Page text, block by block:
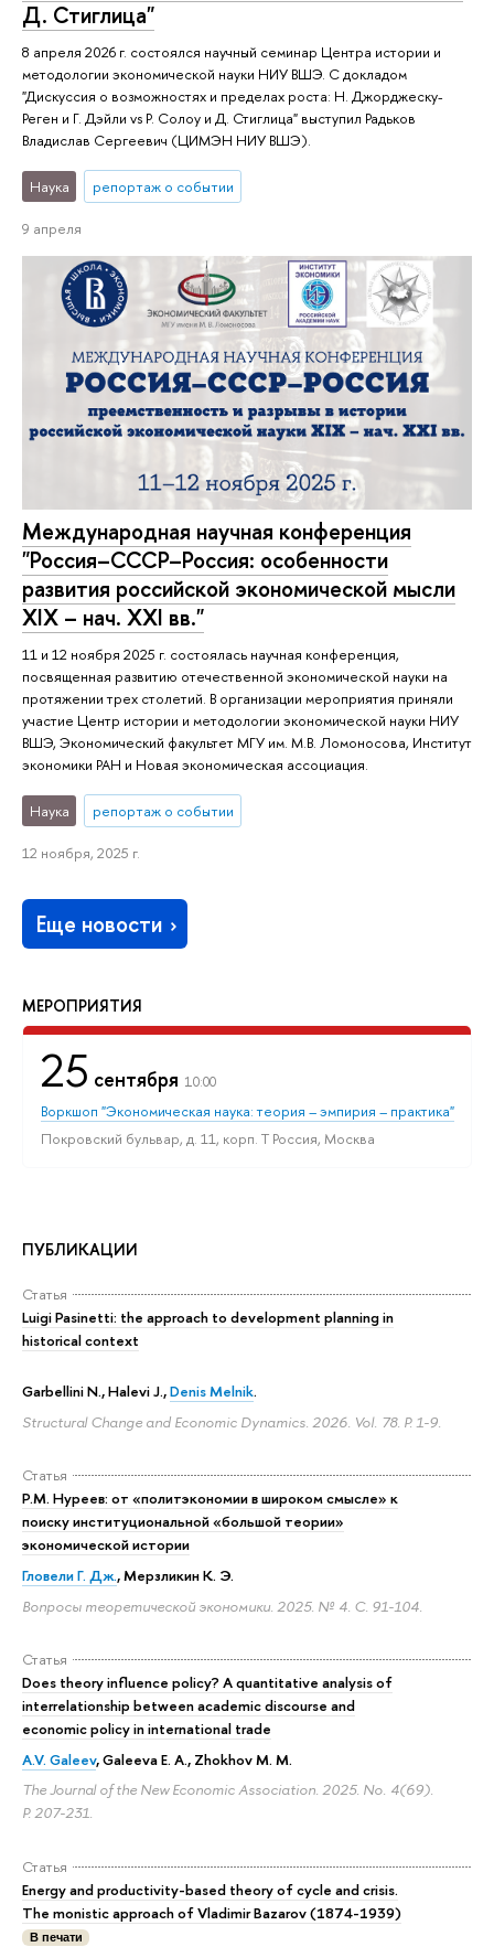
МЕРОПРИЯТИЯ
25 сентября 10:00
Воркшоп "Экономическая наука: теория – эмпирия – практика"
Покровский бульвар, д. 11, корп. T Россия, Москва
ПУБЛИКАЦИИ
Статья
Luigi Pasinetti: the approach to development planning in
historical context
Garbellini N., Halevi J.,Denis Melnik.
Structural Change and Economic Dynamics. 2026. Vol. 78. P. 1-9.
Статья
Р.М. Нуреев: от «политэкономии в широком смысле» к
поиску институциональной «большой теории»
экономической истории
Гловели Г. Дж., Мерзликин К. Э.
Вопросы теоретической экономики. 2025. № 4. С. 91-104.
Статья
Does theory influence policy? A quantitative analysis of
interrelationship between academic discourse and
economic policy in international trade
A.V. Galeev, Galeeva E. A., Zhokhov M. M.
The Journal of the New Economic Association. 2025. No. 4(69).
P. 207-231.
Статья
Energy and productivity-based theory of cycle and crisis.
The monistic approach of Vladimir Bazarov (1874-1939)
В печати
Д. Стиглица"
8 апреля 2026 г. состоялся научный семинар Центра истории и
методологии экономической науки НИУ ВШЭ. С докладом
"Дискуссия о возможностях и пределах роста: Н. Джорджеску-
Реген и Г. Дэйли vs Р. Солоу и Д. Стиглица" выступил Радьков
Владислав Сергеевич (ЦИМЭН НИУ ВШЭ).
Наука репортаж о событии
9 апреля
Международная научная конференция
"Россия–СССР–Россия: особенности
развития российской экономической мысли
XIX – нач. XXI вв."
11 и 12 ноября 2025 г. состоялась научная конференция,
посвященная развитию отечественной экономической науки на
протяжении трех столетий. В организации мероприятия приняли
участие Центр истории и методологии экономической науки НИУ
ВШЭ, Экономический факультет МГУ им. М.В. Ломоносова, Институт
экономики РАН и Новая экономическая ассоциация.
Наука репортаж о событии
12 ноября, 2025 г.
Еще новости